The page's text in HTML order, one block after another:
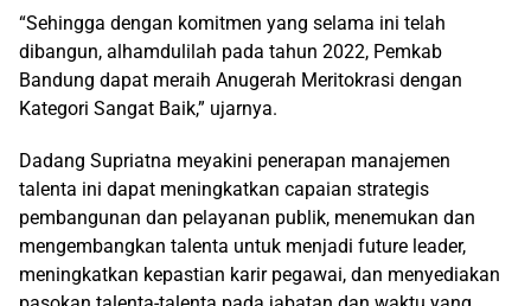
“Sehingga dengan komitmen yang selama ini telah
dibangun, alhamdulilah pada tahun 2022, Pemkab
Bandung dapat meraih Anugerah Meritokrasi dengan
Kategori Sangat Baik,” ujarnya.
Dadang Supriatna meyakini penerapan manajemen
talenta ini dapat meningkatkan capaian strategis
pembangunan dan pelayanan publik, menemukan dan
mengembangkan talenta untuk menjadi future leader,
meningkatkan kepastian karir pegawai, dan menyediakan